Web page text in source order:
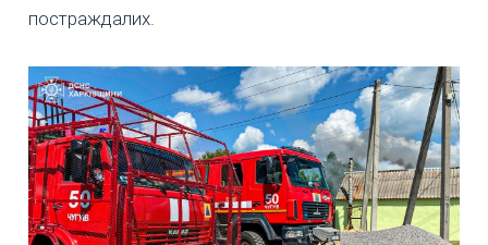
постраждалих.